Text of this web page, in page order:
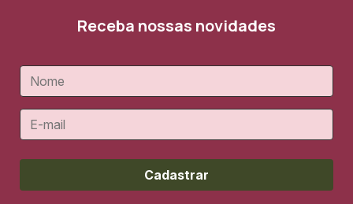
Receba nossas novidades
Cadastrar